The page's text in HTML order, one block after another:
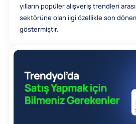
yılların popüler alışveriş trendleri
sektörüne olan ilgi özellikle son
göstermiştir.